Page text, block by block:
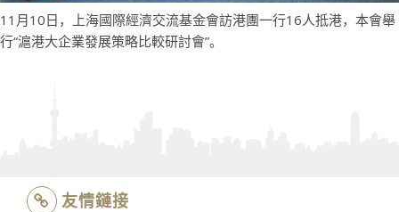
11月10日，上海國際經濟交流基金會訪港團一行16人抵港，本會舉
行“滬港大企業發展策略比較研討會”。
友情鏈接